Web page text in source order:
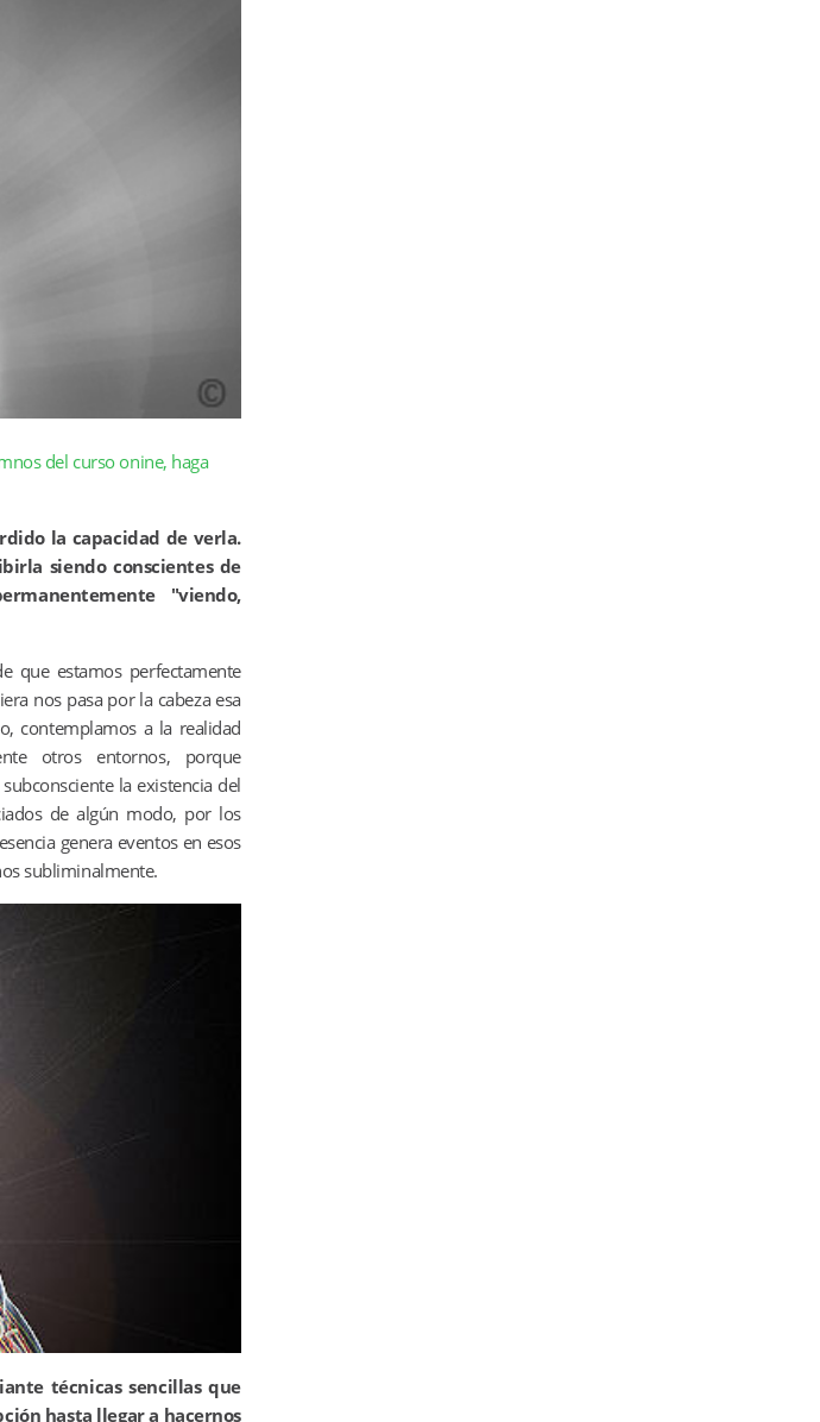
del curso onine, haga
la capacidad de verla.
siendo conscientes de
"viendo,
que estamos perfectamente
nos pasa por la cabeza esa
contemplamos a la realidad
otros entornos, porque
la existencia del
de algún modo, por los
genera eventos en esos
subliminalmente.
técnicas sencillas que
hasta llegar a hacernos